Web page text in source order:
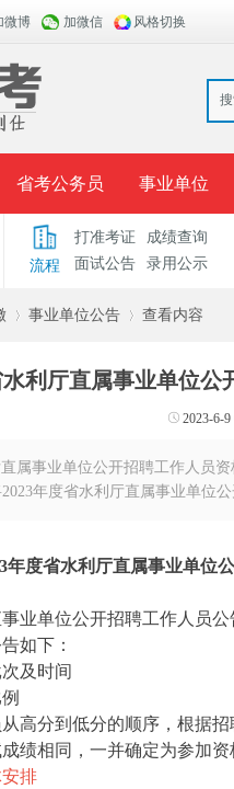
微博 加微信 风格切换
省考公务员 事业单位
面试公告 报考指导
名师团队 学员风采
流程
打准考证
成绩查询
面试公告
录用公示
事业单位公告 查看内容
水利厅直属事业单位
2023-6-9
属事业单位公开招聘工作人员
年度省水利厅直属事业单位
年度省水利厅直属事业单位
业单位公开招聘工作人员
如下：
及时间
高分到低分的顺序，根据
绩相同，一并确定为参加资
排